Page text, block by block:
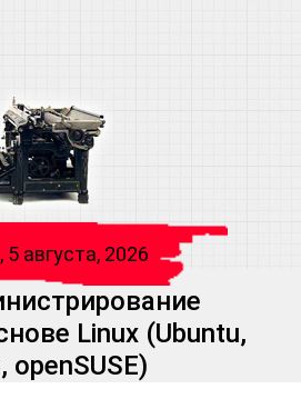
августа, 2026
Linux (Ubuntu,
openSUSE)